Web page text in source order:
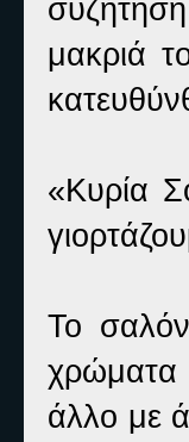
μακριά
«Κυρία
Το
χρώματα
άλλο με